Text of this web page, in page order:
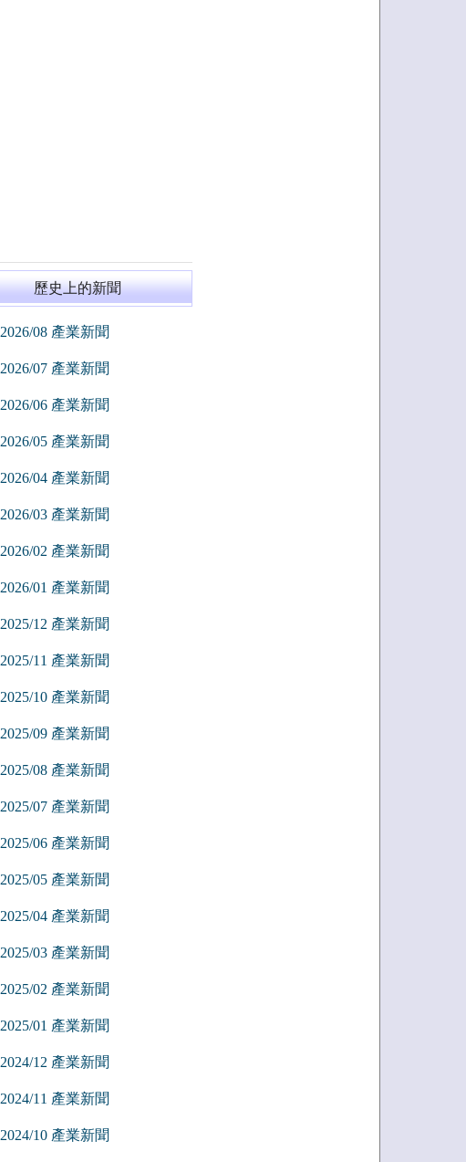
歷史上的新聞
2026/08 產業新聞
2026/07 產業新聞
2026/06 產業新聞
2026/05 產業新聞
2026/04 產業新聞
2026/03 產業新聞
2026/02 產業新聞
2026/01 產業新聞
2025/12 產業新聞
2025/11 產業新聞
2025/10 產業新聞
2025/09 產業新聞
2025/08 產業新聞
2025/07 產業新聞
2025/06 產業新聞
2025/05 產業新聞
2025/04 產業新聞
2025/03 產業新聞
2025/02 產業新聞
2025/01 產業新聞
2024/12 產業新聞
2024/11 產業新聞
2024/10 產業新聞